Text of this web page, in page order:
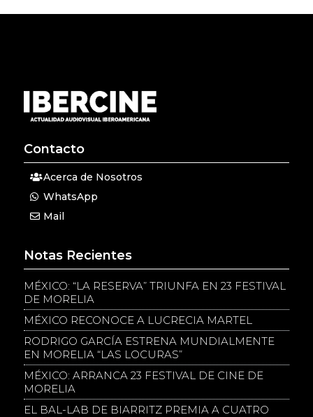
Contacto
Acerca de Nosotros
WhatsApp
Mail
Notas Recientes
MÉXICO: “LA RESERVA” TRIUNFA EN 23 FESTIVAL
DE MORELIA
MÉXICO RECONOCE A LUCRECIA MARTEL
RODRIGO GARCÍA ESTRENA MUNDIALMENTE
EN MORELIA “LAS LOCURAS”
MÉXICO: ARRANCA 23 FESTIVAL DE CINE DE
MORELIA
EL BAL-LAB DE BIARRITZ PREMIA A CUATRO